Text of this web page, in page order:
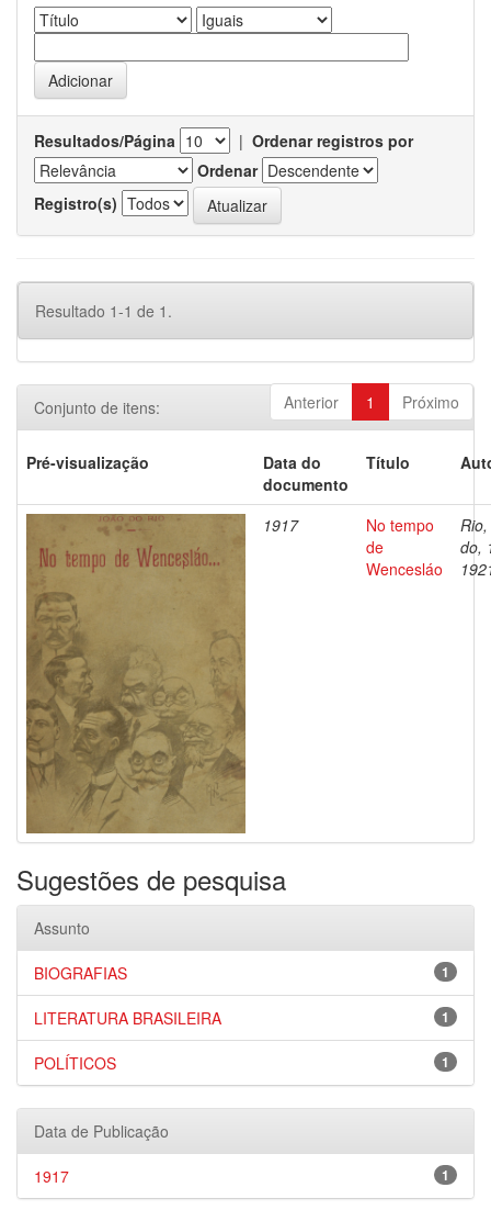
Resultados/Página | Ordenar registros por
Ordenar
Registro(s)
Resultado 1-1 de 1.
Anterior 1 Próximo
Conjunto de itens:
Pré-visualização
Data do
documento
Título
1917
No tempo
de
Wencesláo
do,
Sugestões de pesquisa
Assunto
1
BIOGRAFIAS
1
LITERATURA BRASILEIRA
1
POLÍTICOS
Data de Publicação
1
1917